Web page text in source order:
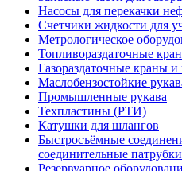
Насосы для перекачки
Счетчики жидкости для
Метрологическое
Топливораздаточные
Газораздаточные краны
Маслобензостойкие
Промышленные рукава
Техпластины (РТИ)
Катушки для шлангов
Быстросъёмные
соединительные патрубки
Резервуарное